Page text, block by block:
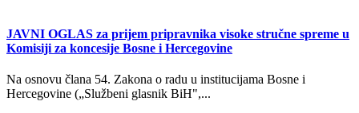
JAVNI OGLAS za prijem pripravnika visoke stručne spreme u
Komisiji za koncesije Bosne i Hercegovine
Na osnovu člana 54. Zakona o radu u institucijama Bosne i
Hercegovine („Službeni glasnik BiH",...